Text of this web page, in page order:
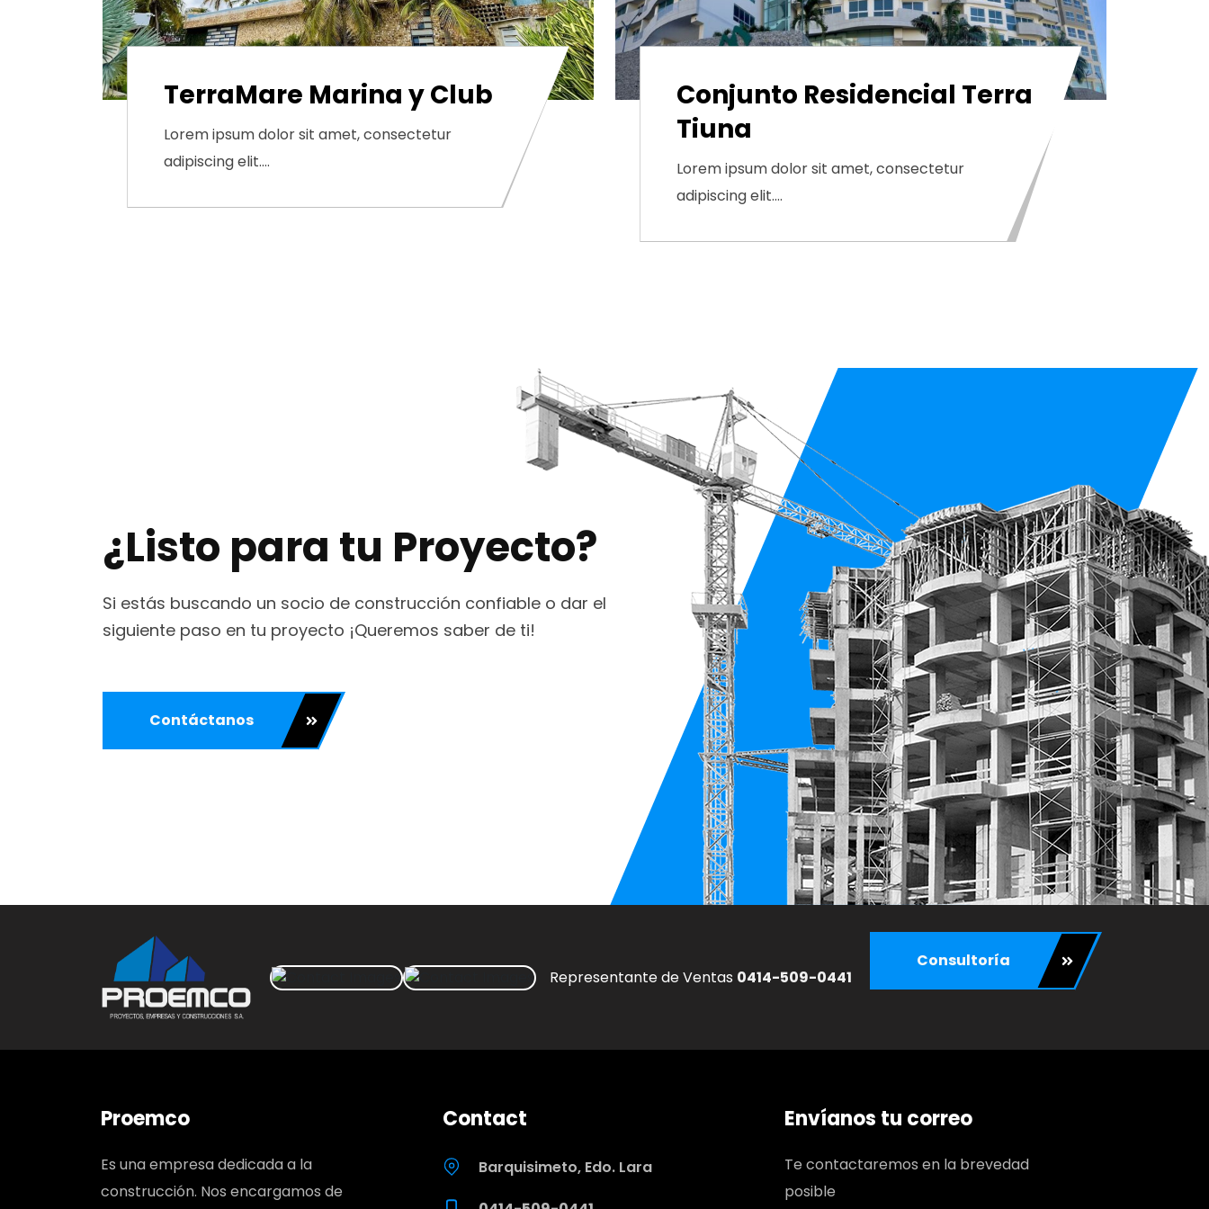
TerraMare Marina y Club
Lorem ipsum dolor sit amet, consectetur
adipiscing elit.…
Conjunto Residencial Terra
Tiuna
Lorem ipsum dolor sit amet, consectetur
adipiscing elit.…
¿Listo para tu Proyecto?
Si estás buscando un socio de construcción confiable o dar el
siguiente paso en tu proyecto ¡Queremos saber de ti!
Contáctanos
Representante de Ventas 0414-509-0441
Consultoría
Proemco
Es una empresa dedicada a la
construcción. Nos encargamos de
Contact
Barquisimeto, Edo. Lara
Envíanos tu correo
Te contactaremos en la brevedad
posible